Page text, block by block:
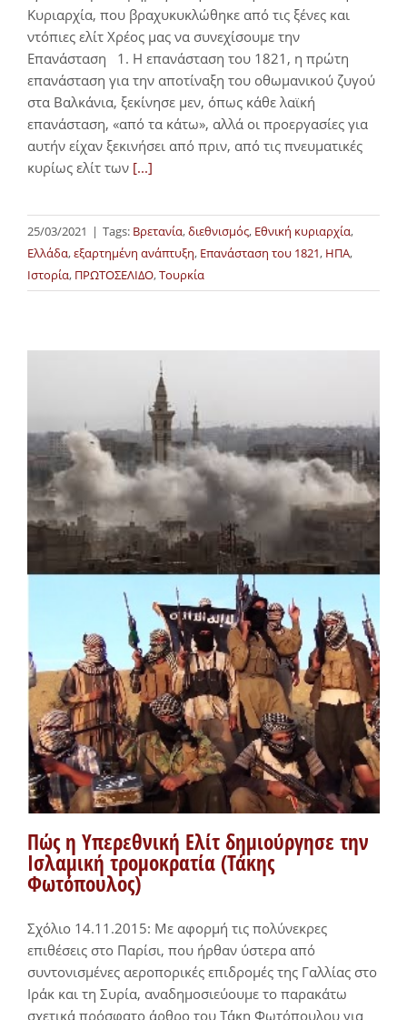
Κυριαρχία, που βραχυκυκλώθηκε από τις ξένες και
ντόπιες ελίτ Χρέος μας να συνεχίσουμε την
Επανάσταση 1. Η επανάσταση του 1821, η πρώτη
επανάσταση για την αποτίναξη του οθωμανικού ζυγού
στα Βαλκάνια, ξεκίνησε μεν, όπως κάθε λαϊκή
επανάσταση, «από τα κάτω», αλλά οι προεργασίες για
αυτήν είχαν ξεκινήσει από πριν, από τις πνευματικές
κυρίως ελίτ των [...]
25/03/2021 | Tags: Βρετανία,διεθνισμός, Εθνική κυριαρχία,
Ελλάδα,εξαρτημένη ανάπτυξη, Επανάσταση του 1821, ΗΠΑ,
Ιστορία, ΠΡΩΤΟΣΕΛΙΔΟ,Τουρκία
Πώς η Υπερεθνική Ελίτ δημιούργησε την
Ισλαμική τρομοκρατία (Τάκης
Φωτόπουλος)
Σχόλιο 14.11.2015: Με αφορμή τις πολύνεκρες
επιθέσεις στο Παρίσι, που ήρθαν ύστερα από
συντονισμένες αεροπορικές επιδρομές της Γαλλίας στο
Ιράκ και τη Συρία, αναδημοσιεύουμε το παρακάτω
σχετικά πρόσφατο άρθρο του Τάκη Φωτόπουλου για